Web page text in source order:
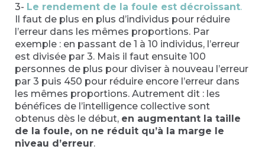
3- Le rendement de la foule est décroissant.
Il faut de plus en plus d’individus pour réduire
l’erreur dans les mêmes proportions. Par
exemple : en passant de 1 à 10 individus, l’erreur
est divisée par 3. Mais il faut ensuite 100
personnes de plus pour diviser à nouveau l’erreur
par 3 puis 450 pour réduire encore l’erreur dans
les mêmes proportions. Autrement dit : les
bénéfices de l’intelligence collective sont
obtenus dès le début, en augmentant la taille
de la foule, on ne réduit qu’à la marge le
niveau d’erreur.